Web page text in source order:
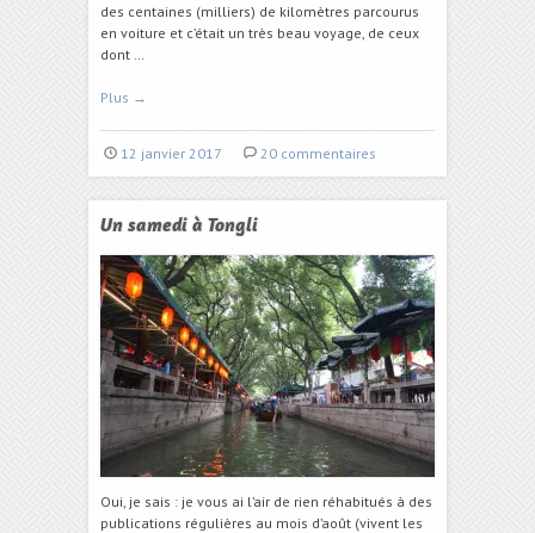
des centaines (milliers) de kilomètres parcourus
en voiture et c’était un très beau voyage, de ceux
dont …
Plus →
12 janvier 2017 20 commentaires
Un samedi à Tongli
Oui, je sais : je vous ai l’air de rien réhabitués à des
publications régulières au mois d’août (vivent les